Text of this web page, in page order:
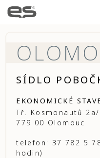
SÍDLO
EKONOMICKÉ
Tř. Kosmonautů 2a/
779 00 Olomouc
telefon: 37 782 5
hodin)